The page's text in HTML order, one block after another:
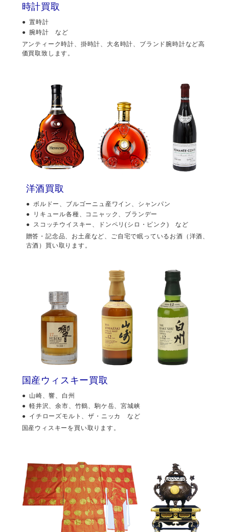
時計買取
置時計
腕時計 など
アンティーク時計、掛時計、大名時計、ブランド腕時計など高
価買取致します。
洋酒買取
ボルドー、ブルゴーニュ産ワイン、シャンパン
リキュール各種、コニャック、ブランデー
スコッチウイスキー、ドンペリ(シロ・ピンク) など
贈答・記念品、お土産など、ご自宅で眠っているお酒（洋酒、
古酒）買い取ります。
国産ウィスキー買取
山崎、響、白州
軽井沢、余市、竹鶴、駒ケ岳、宮城峡
イチローズモルト、ザ・ニッカ など
国産ウィスキーを買い取ります。